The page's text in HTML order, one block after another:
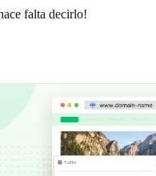
falta decirlo!